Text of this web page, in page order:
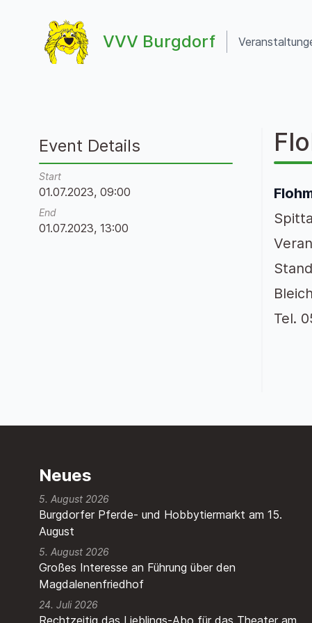
VVV Burgdorf
VVV Burgdorf
Tel.
Event Details
Start
01.07.2023, 09:00
End
01.07.2023, 13:00
Neues
Burgdorfer Pferde- und Hobbytiermarkt am 15.
August
5. August 2026
Großes Interesse an Führung über den
Magdalenenfriedhof
5. August 2026
Rechtzeitig das Lieblings-Abo für das Theater am
24. Juli 2026